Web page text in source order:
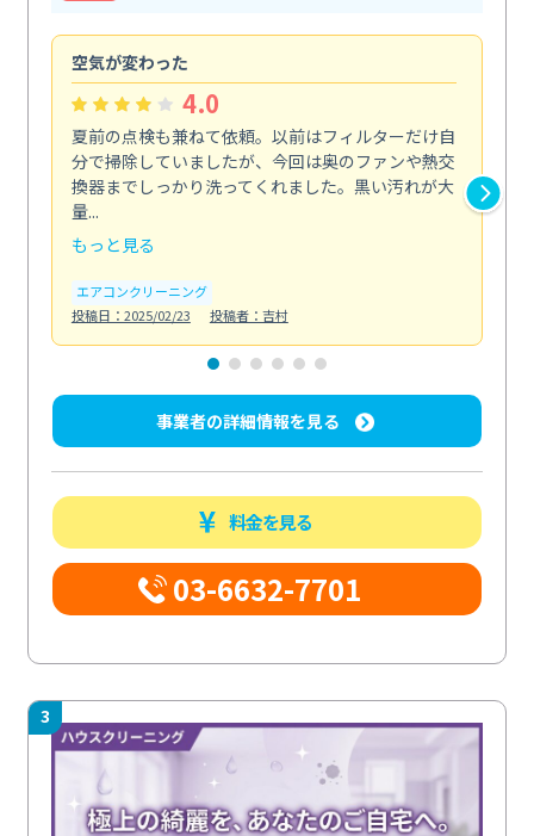
空気が変わった
4.0
夏前の点検も兼ねて依頼。以前はフィルターだけ自
分で掃除していましたが、今回は奥のファンや熱交
換器までしっかり洗ってくれました。黒い汚れが大
量...
もっと見る
エアコンクリーニング
投稿日：2025/02/23
投稿者：吉村
事業者の詳細情報を見る
料金を見る
03-6632-7701
3